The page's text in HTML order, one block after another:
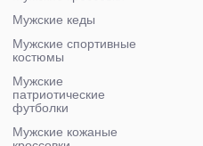
Мужские кеды
Мужские спортивные
костюмы
Мужские
патриотические
футболки
Мужские кожаные